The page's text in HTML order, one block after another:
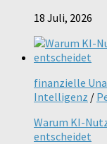
18 Juli, 2026
finanzielle
Intelligenz /
Warum KI-
entscheidet